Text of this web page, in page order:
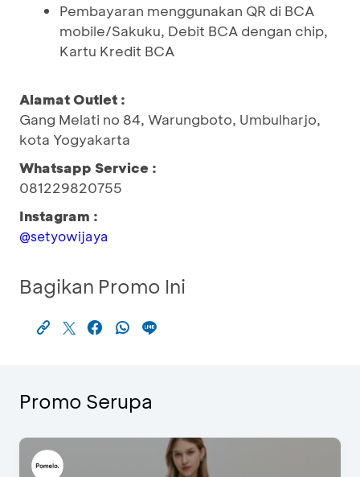
Pembayaran menggunakan QR di BCA
mobile/Sakuku, Debit BCA dengan chip,
Kartu Kredit BCA
Alamat Outlet :
Gang Melati no 84, Warungboto, Umbulharjo,
kota Yogyakarta
Whatsapp Service :
081229820755
Instagram :
@setyowijaya
Bagikan Promo Ini
Promo Serupa